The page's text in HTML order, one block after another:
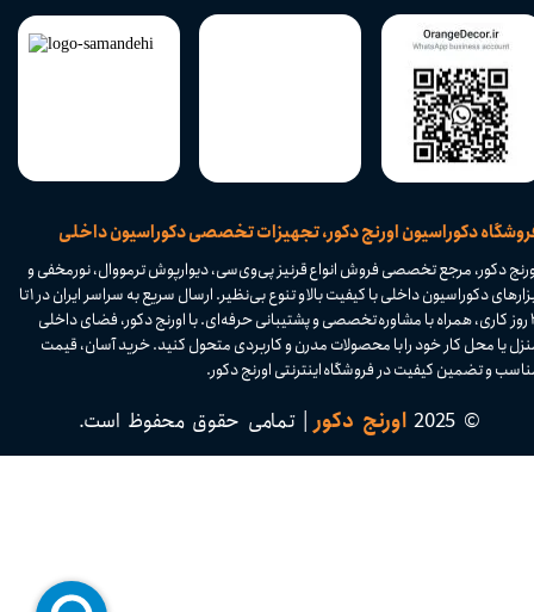
دکوراسیون اورنج دکور، تجهیزات تخصصی دکوراسیون داخلی
دکور، مرجع تخصصی فروش انواع قرنیز پی‌وی‌سی، دیوارپوش ترمووال، نورمخفی و
ابزارهای دکوراسیون داخلی با کیفیت بالا و تنوع بی‌نظیر. ارسال سریع به سراسر ایران در ۱ تا
۴ روز کاری، همراه با مشاوره تخصصی و پشتیبانی حرفه‌ای. با اورنج دکور، فضای داخلی
یا محل کار خود را با محصولات مدرن و کاربردی متحول کنید. خرید آسان، قیمت
و تضمین کیفیت در فروشگاه اینترنتی اورنج دکور.​​​​​​​
© 2025 اورنج دکور| تمامی حقوق محفوظ است.​​​​​​​